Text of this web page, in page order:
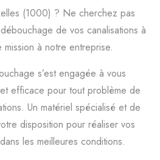
(1000) ? Ne cherchez pas
de vos canalisations à
à notre entreprise.
s’est engagée à vous
efficace pour tout problème de
Un matériel spécialisé et de
disposition pour réaliser vos
les meilleures conditions.